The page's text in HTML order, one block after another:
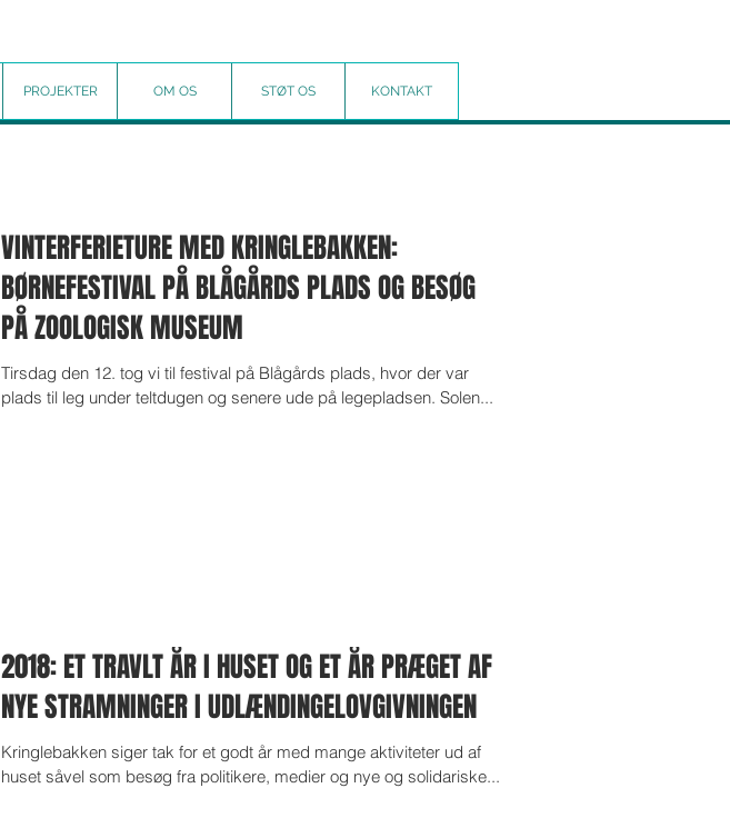
PROJEKTER OM OS STØT OS KONTAKT
VINTERFERIETURE MED KRINGLEBAKKEN:
BØRNEFESTIVAL PÅ BLÅGÅRDS PLADS OG BESØG
PÅ ZOOLOGISK MUSEUM
Tirsdag den 12. tog vi til festival på Blågårds plads, hvor der var
plads til leg under teltdugen og senere ude på legepladsen. Solen...
2018: ET TRAVLT ÅR I HUSET OG ET ÅR PRÆGET AF
NYE STRAMNINGER I UDLÆNDINGELOVGIVNINGEN
Kringlebakken siger tak for et godt år med mange aktiviteter ud af
huset såvel som besøg fra politikere, medier og nye og solidariske...